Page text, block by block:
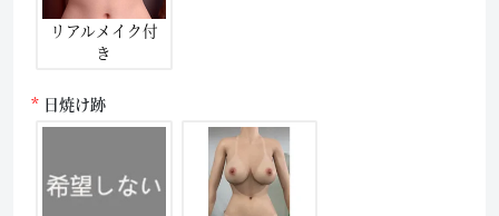
リアルメイク付
き
日焼け跡